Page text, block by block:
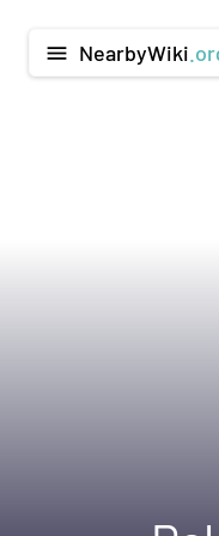
menu NearbyWiki